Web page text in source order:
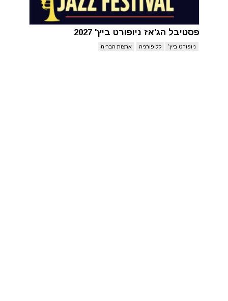
פסטיבל הג'אז ניופורט ביץ' 2027
ניופורט ביץ' קליפורניה ארצות הברית